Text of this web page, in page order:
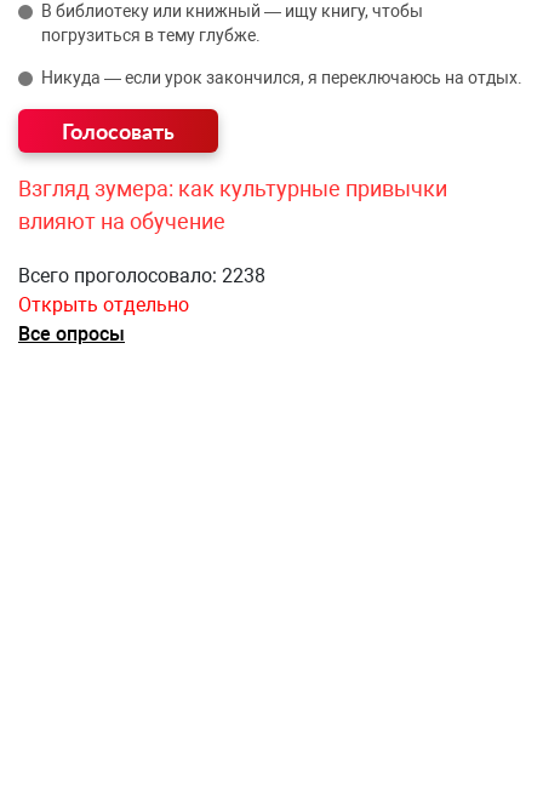
В библиотеку или книжный — ищу книгу, чтобы
погрузиться в тему глубже.
Никуда — если урок закончился, я переключаюсь на отдых.
Взгляд зумера: как культурные привычки
влияют на обучение
Всего проголосовало: 2238
Открыть отдельно
Все опросы